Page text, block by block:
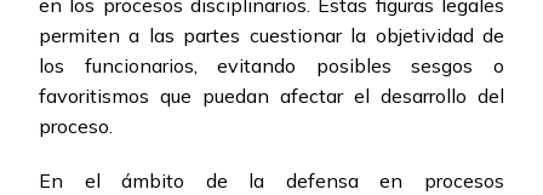
en los procesos disciplinarios. Estas figuras legales
permiten a las partes cuestionar la objetividad de
los funcionarios, evitando posibles sesgos o
favoritismos que puedan afectar el desarrollo del
proceso.
En el ámbito de la defensa en procesos